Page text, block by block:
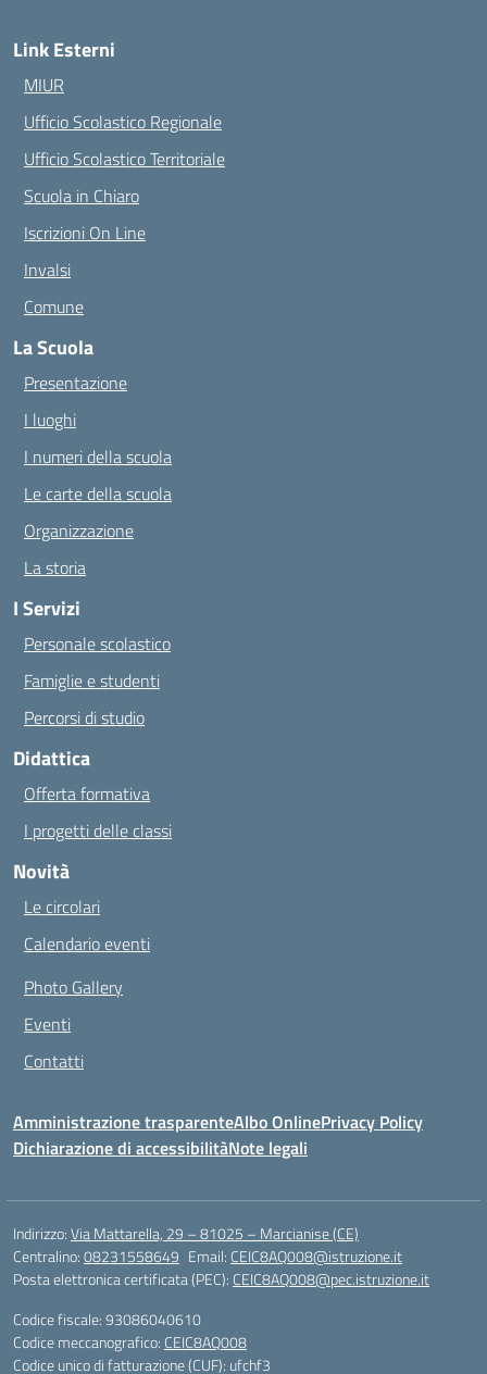
Link Esterni
MIUR
Ufficio Scolastico Regionale
Ufficio Scolastico Territoriale
Scuola in Chiaro
Iscrizioni On Line
Invalsi
Comune
La Scuola
Presentazione
I luoghi
I numeri della scuola
Le carte della scuola
Organizzazione
La storia
I Servizi
Personale scolastico
Famiglie e studenti
Percorsi di studio
Didattica
Offerta formativa
I progetti delle classi
Novità
Le circolari
Calendario eventi
Photo Gallery
Eventi
Contatti
Amministrazione trasparenteAlbo OnlinePrivacy Policy
Dichiarazione di accessibilitàNote legali
Indirizzo:Via Mattarella, 29 – 81025 – Marcianise (CE)
Centralino:08231558649 Email: CEIC8AQ008@istruzione.it
Posta elettronica certificata (PEC): CEIC8AQ008@pec.istruzione.it
Codice fiscale: 93086040610
Codice meccanografico: CEIC8AQ008
Codice unico di fatturazione (CUF): ufchf3